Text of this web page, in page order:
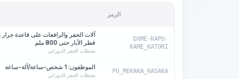
الرمز
DXME-KAPU-
KAME_KATORI
قطر الآبار حتى 800 ملم
محطات الحفر الدوراني
PU_MEKAKA_KASAKA
الموظفون: 1 شخص-ساعة/آلة-ساعة
محطات الحفر الدوراني